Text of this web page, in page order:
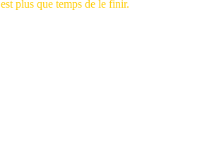
plus que temps de le finir.